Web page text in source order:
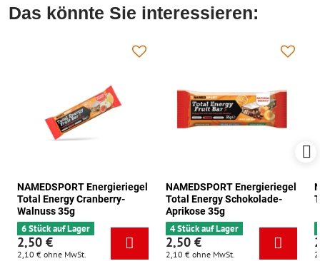
Das könnte Sie interessieren:
NAMEDSPORT Energieriegel
Total Energy Cranberry-
Walnuss 35g
6 Stück auf Lager
2,50 €
2,10 € ohne MwSt.
NAMEDSPORT Energieriegel
Total Energy Schokolade-
Aprikose 35g
4 Stück auf Lager
2,50 €
2,10 € ohne MwSt.